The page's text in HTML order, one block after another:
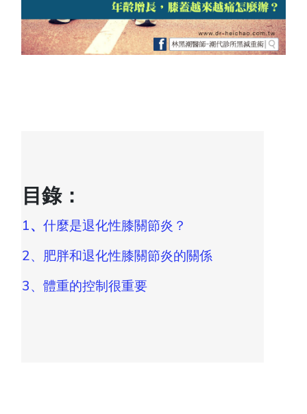
目錄：
1、什麼是退化性膝關節炎？
2、肥胖和退化性膝關節炎的關係
3、體重的控制很重要